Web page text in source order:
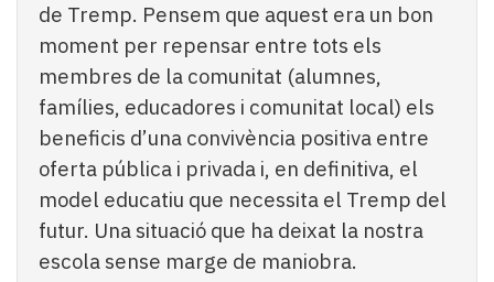
de Tremp. Pensem que aquest era un bon
moment per repensar entre tots els
membres de la comunitat (alumnes,
famílies, educadores i comunitat local) els
beneficis d’una convivència positiva entre
oferta pública i privada i, en definitiva, el
model educatiu que necessita el Tremp del
futur. Una situació que ha deixat la nostra
escola sense marge de maniobra.